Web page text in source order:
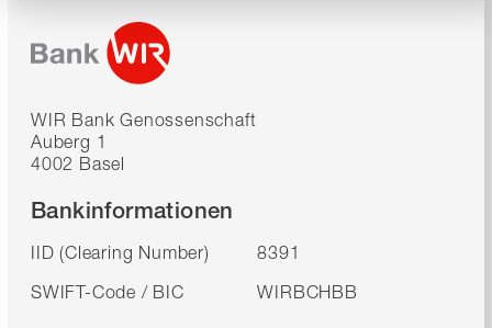
WIR Bank Genossenschaft
Auberg 1
4002 Basel
Bankinformationen
IID (Clearing Number)
8391
SWIFT-Code / BIC
WIRBCHBB